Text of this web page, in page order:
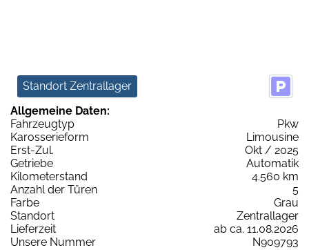
Standort Zentrallager
Allgemeine Daten:
Fahrzeugtyp
Pkw
Karosserieform
Limousine
Erst-Zul.
Okt / 2025
Getriebe
Automatik
Kilometerstand
4.560 km
Anzahl der Türen
5
Farbe
Grau
Standort
Zentrallager
Lieferzeit
ab ca. 11.08.2026
Unsere Nummer
N909793